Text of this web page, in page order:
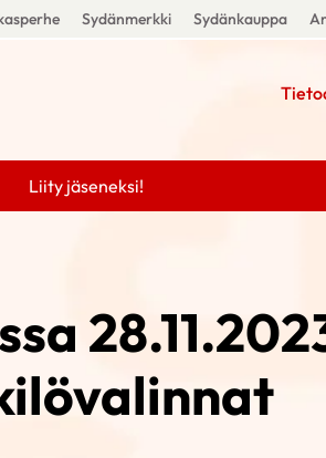
Sydänmerkki Sydänkauppa
Liity jäseneksi!